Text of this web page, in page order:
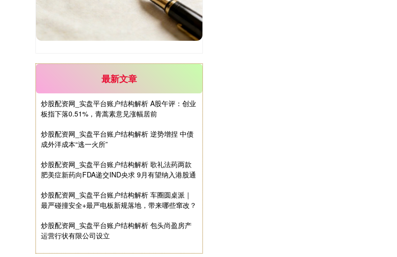
期指IC0 7730.00 -1.00 -0.01%
上证综指 3900.35 +21.92 +0.57%
最新文章
炒股配资网_实盘平台账户结构解析 A股午评：创业
板指下落0.51%，青蒿素意见涨幅居前
炒股配资网_实盘平台账户结构解析 逆势增捏 中债
成外洋成本“逃一火所”
炒股配资网_实盘平台账户结构解析 歌礼法药两款
肥美症新药向FDA递交IND央求 9月有望纳入港股通
炒股配资网_实盘平台账户结构解析 车圈圆桌派｜
最严碰撞安全+最严电板新规落地，带来哪些窜改？
炒股配资网_实盘平台账户结构解析 包头尚盈房产
运营行状有限公司设立